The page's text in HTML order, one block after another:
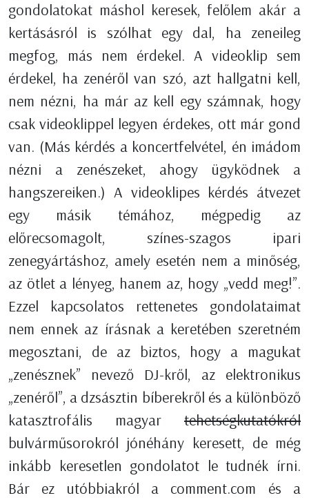
gondolatokat máshol keresek, felőlem akár a
kertásásról is szólhat egy dal, ha zeneileg
megfog, más nem érdekel. A videoklip sem
érdekel, ha zenéről van szó, azt hallgatni kell,
nem nézni, ha már az kell egy számnak, hogy
csak videoklippel legyen érdekes, ott már gond
van. (Más kérdés a koncertfelvétel, én imádom
nézni a zenészeket, ahogy ügyködnek a
hangszereiken.) A videoklipes kérdés átvezet
egy másik témához, mégpedig az
előrecsomagolt, színes-szagos ipari
zenegyártáshoz, amely esetén nem a minőség,
az ötlet a lényeg, hanem az, hogy „vedd meg!”.
Ezzel kapcsolatos rettenetes gondolataimat
nem ennek az írásnak a keretében szeretném
megosztani, de az biztos, hogy a magukat
„zenésznek” nevező DJ-kről, az elektronikus
„zenéről”, a dzsásztin bíberekről és a különböző
katasztrofális magyar tehetségkutatókról
bulvárműsorokról jónéhány keresett, de még
inkább keresetlen gondolatot le tudnék írni.
Bár ez utóbbiakról a comment.com és a